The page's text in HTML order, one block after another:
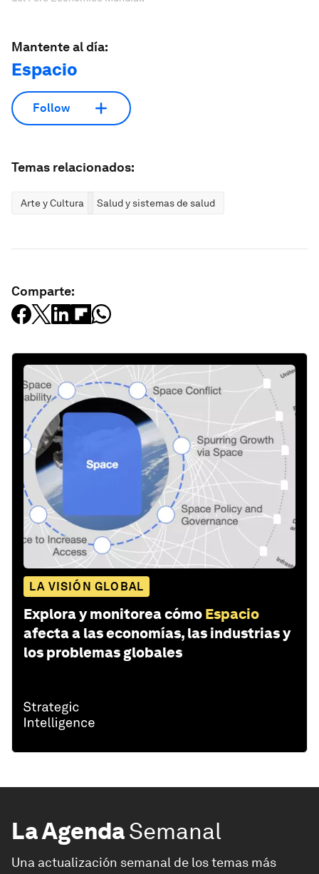
Mantente al día:
Espacio
Follow
Temas relacionados:
Arte y Cultura Salud y sistemas de salud
Comparte:
LA VISIÓN GLOBAL
Explora y monitorea cómo Espacio
afecta a las economías, las industrias y
los problemas globales
La AgendaSemanal
Una actualización semanal de los temas más